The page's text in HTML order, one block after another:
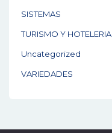
SISTEMAS
TURISMO Y HOTELERIA
Uncategorized
VARIEDADES